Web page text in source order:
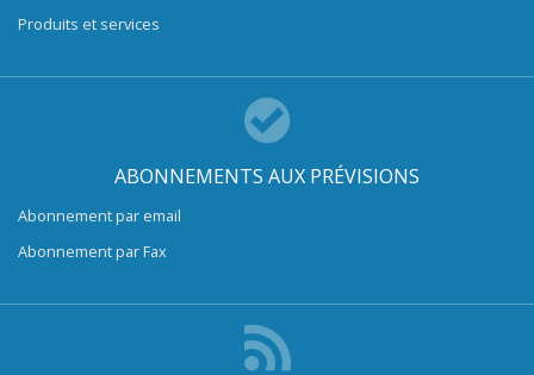
Produits et services
ABONNEMENTS AUX PRÉVISIONS
Abonnement par email
Abonnement par Fax